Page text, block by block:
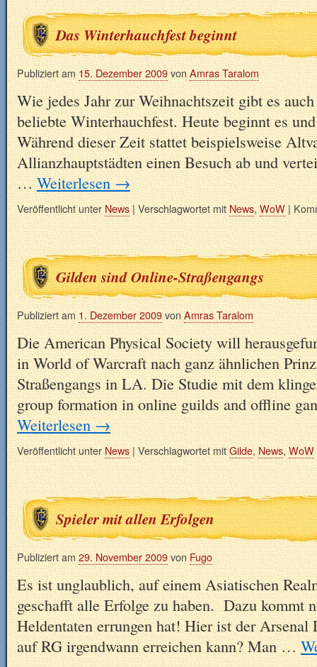
Das Winterhauchfest beginnt
Publiziert am 15. Dezember 2009von Amras Taralom
Wie jedes Jahr zur Weihnachtszeit gibt es
beliebte Winterhauchfest. Heute beginnt es
Während dieser Zeit stattet beispielsweise
Allianzhauptstädten einen Besuch ab und
…Weiterlesen →
Veröffentlicht unter News | Verschlagwortet mitNews,WoW |
Gilden sind Online-Straßengangs
Publiziert am 1. Dezember 2009von Amras Taralom
Die American Physical Society will
in World of Warcraft nach ganz ähnlichen
Straßengangs in LA. Die Studie mit dem
group formation in online guilds and offline
Weiterlesen→
Veröffentlicht unterNews | Verschlagwortet mitGilde, News,WoW
Spieler mit allen Erfolgen
Publiziert am 29. November 2009von Fugo
Es ist unglaublich, auf einem Asiatischen
geschafft alle Erfolge zu haben. Dazu kommt
Heldentaten errungen hat! Hier ist der
auf RG irgendwann erreichen kann? Man …